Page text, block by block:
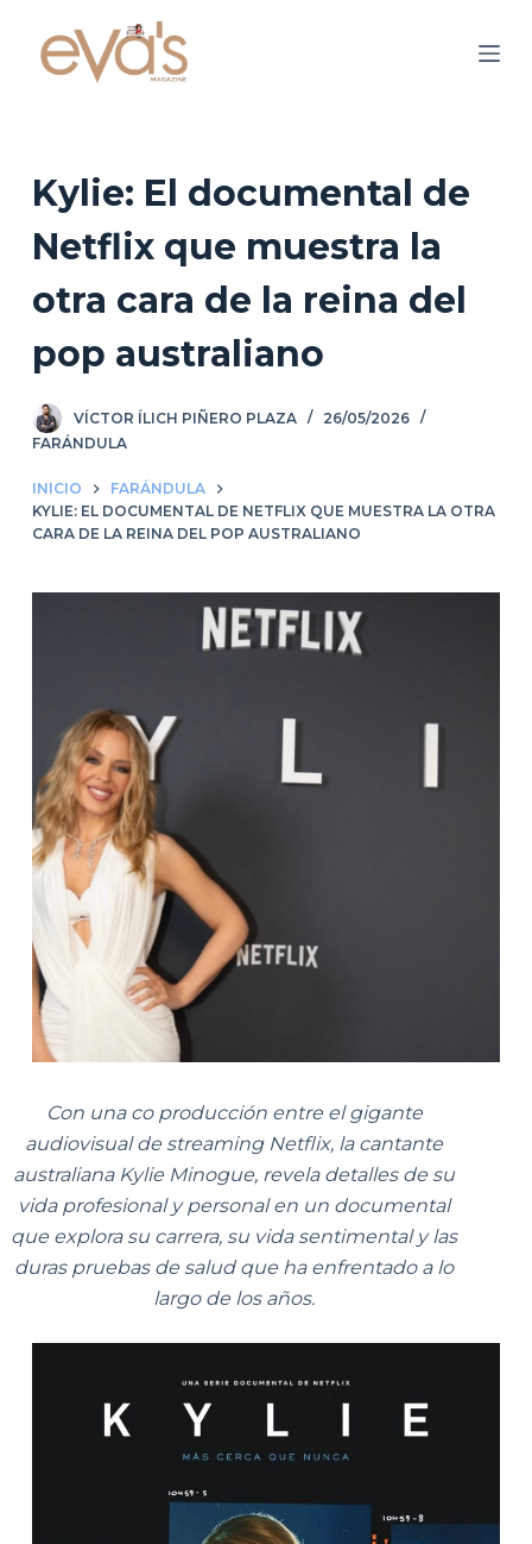
o
n
d
o
Kylie: El documental de
Netflix que muestra la
otra cara de la reina del
pop australiano
VÍCTOR ÍLICH PIÑERO PLAZA
26/05/2026
FARÁNDULA
INICIO
FARÁNDULA
KYLIE: EL DOCUMENTAL DE NETFLIX QUE MUESTRA LA OTRA
CARA DE LA REINA DEL POP AUSTRALIANO
Con una co producción entre el gigante
audiovisual de streaming Netflix, la cantante
australiana Kylie Minogue, revela detalles de su
vida profesional y personal en un documental
que explora su carrera, su vida sentimental y las
duras pruebas de salud que ha enfrentado a lo
largo de los años.